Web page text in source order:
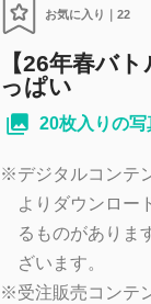
お気に入り｜ 22
【26年春バ
っぱい
20枚入りの写
※デジタルコンテ
よりダウンロー
るものがありま
ざいます。
※受注販売コンテ